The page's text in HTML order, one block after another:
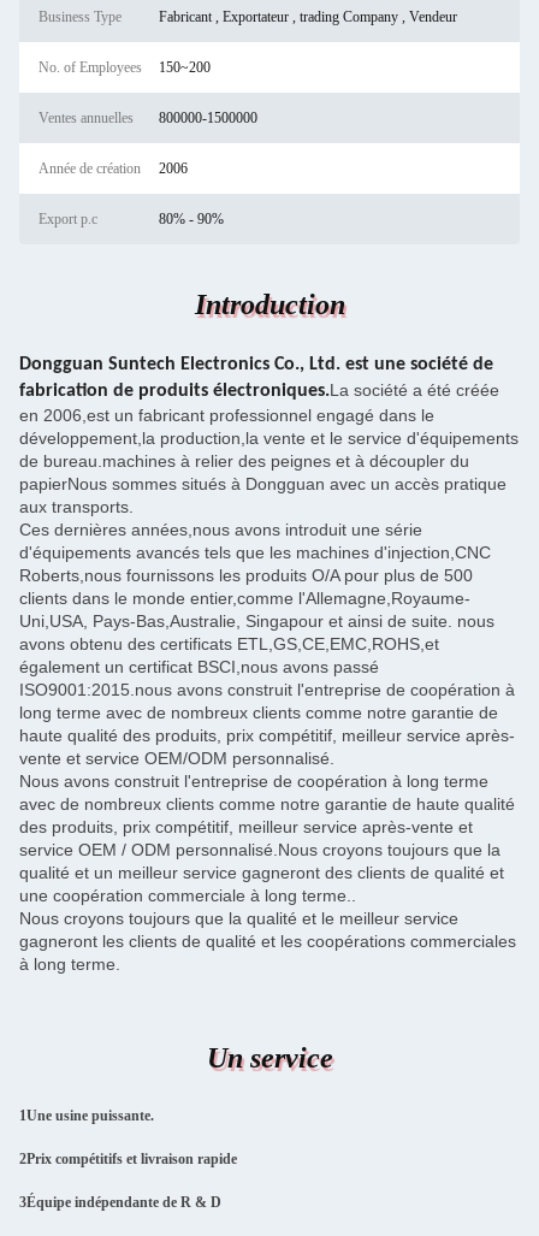
Business Type Fabricant , Exportateur , trading Company , Vendeur
No. of Employees 150~200
Ventes annuelles 800000-1500000
Année de création 2006
Export p.c 80% - 90%
Introduction
Dongguan Suntech Electronics Co., Ltd. est une société de
fabrication de produits électroniques.La société a été créée
en 2006,est un fabricant professionnel engagé dans le
développement,la production,la vente et le service d'équipements
de bureau.machines à relier des peignes et à découpler du
papierNous sommes situés à Dongguan avec un accès pratique
aux transports.
Ces dernières années,nous avons introduit une série
d'équipements avancés tels que les machines d'injection,CNC
Roberts,nous fournissons les produits O/A pour plus de 500
clients dans le monde entier,comme l'Allemagne,Royaume-
Uni,USA, Pays-Bas,Australie, Singapour et ainsi de suite. nous
avons obtenu des certificats ETL,GS,CE,EMC,ROHS,et
également un certificat BSCI,nous avons passé
ISO9001:2015.nous avons construit l'entreprise de coopération à
long terme avec de nombreux clients comme notre garantie de
haute qualité des produits, prix compétitif, meilleur service après-
vente et service OEM/ODM personnalisé.
Nous avons construit l'entreprise de coopération à long terme
avec de nombreux clients comme notre garantie de haute qualité
des produits, prix compétitif, meilleur service après-vente et
service OEM / ODM personnalisé.Nous croyons toujours que la
qualité et un meilleur service gagneront des clients de qualité et
une coopération commerciale à long terme..
Nous croyons toujours que la qualité et le meilleur service
gagneront les clients de qualité et les coopérations commerciales
à long terme.
Un service
1Une usine puissante.
2Prix compétitifs et livraison rapide
3Équipe indépendante de R & D